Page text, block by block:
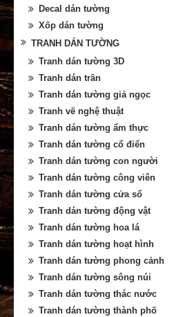
Decal dán tường
Xốp dán tường
TRANH DÁN TƯỜNG
Tranh dán tường 3D
Tranh dán trần
Tranh dán tường giả ngọc
Tranh vẽ nghệ thuật
Tranh dán tường ẩm thực
Tranh dán tường cổ điển
Tranh dán tường con người
Tranh dán tường công viên
Tranh dán tường cửa sổ
Tranh dán tường động vật
Tranh dán tường hoa lá
Tranh dán tường hoạt hình
Tranh dán tường phong cảnh
Tranh dán tường sông núi
Tranh dán tường thác nước
Tranh dán tường thành phố